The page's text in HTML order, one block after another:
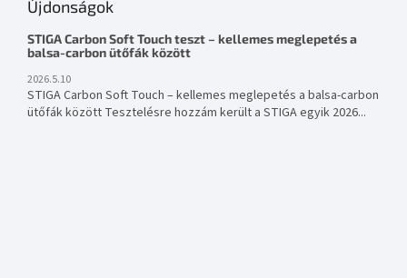
Újdonságok
STIGA Carbon Soft Touch teszt – kellemes meglepetés a
balsa-carbon ütőfák között
2026.5.10
STIGA Carbon Soft Touch – kellemes meglepetés a balsa-carbon
ütőfák között Tesztelésre hozzám került a STIGA egyik 2026...